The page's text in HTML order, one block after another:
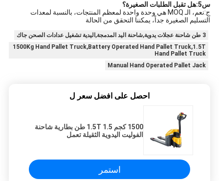
س5:هل تقبل الطلبات الصغيرة؟
ج:نعم، الـ MOQ هي وحدة واحدة لمعظم المنتجات، بالنسبة لمعدات
التسليم الصغيرة جداً، يمكننا التحقق من الحالة
3 طن شاحنة عجلات يدوية,شاحنة اليد المدمجة,اليدية تشغيل عدادات الصحن جاك
1500Kg Hand Pallet Truck,Battery Operated Hand Pallet Truck,1.5T
Hand Pallet Truck
Manual Hand Operated Pallet Jack
احصل على افضل سعر ل
1500 كجم 1.5T 1.5 طن بطارية شاحنة
الفوليت اليدوية الثقيلة تعمل
استمر